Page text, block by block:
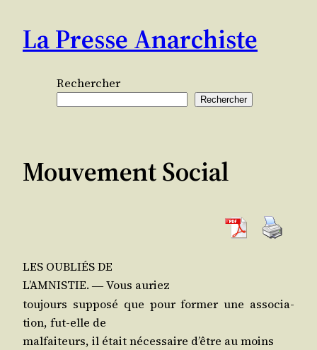
contenu
La Presse Anarchiste
Rechercher
Rechercher
Mouvement Social
LES OUBLIÉS DE
L’AMNISTIE. ― Vous auriez
tou­jours sup­po­sé que pour for­mer une asso­cia­
tion, fut-elle de
mal­fai­teurs, il était néces­saire d’être au moins